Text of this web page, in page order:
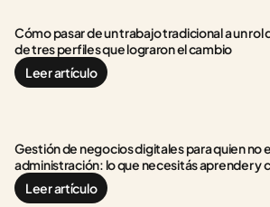
Cómo pasar de un trabajo tradicional a un rol
de tres perfiles que lograron el cambio
Leer artículo
Gestión de negocios digitales para quien no
administración: lo que necesitás aprender y
Leer artículo